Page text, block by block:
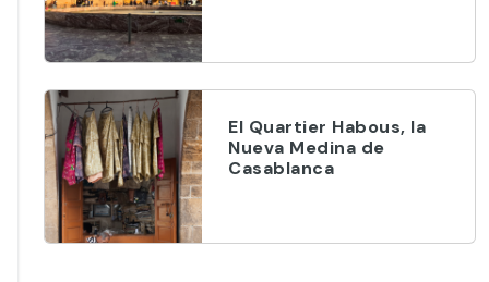
El Quartier Habous, la
Nueva Medina de
Casablanca